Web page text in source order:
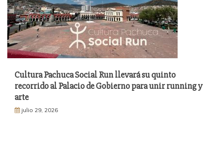
Cultura Pachuca Social Run llevará su quinto
recorrido al Palacio de Gobierno para unir running y
arte
julio 29, 2026